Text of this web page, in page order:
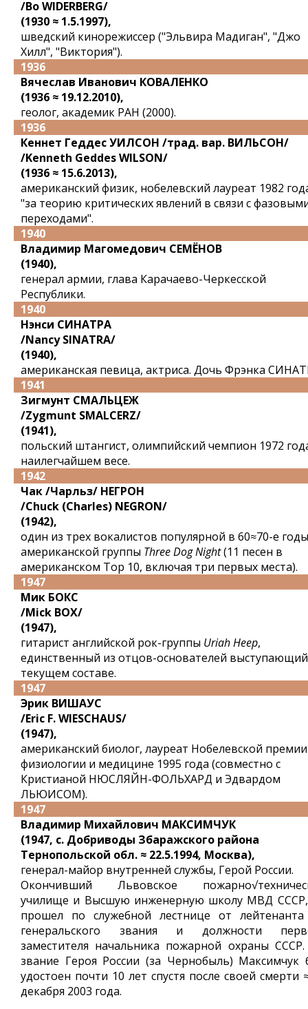
/Bo WIDERBERG/
(1930 ≈ 1.5.1997),
шведский кинорежиссер ("Эльвира Мадиган", "Джо
Хилл", "Виктория").
1936
Вячеслав Иванович КОВАЛЕНКО
(1936 ≈ 19.12.2010),
геолог, академик РАН (2000).
1936
Кеннет Геддес УИЛСОН /трад. вар. ВИЛЬСОН/
/Kenneth Geddes WILSON/
(1936 ≈ 15.6.2013),
американский физик, нобелевский лауреат 1982
"за теорию критических явлений в связи с
переходами".
1940
Владимир Магомедович СЕМЁНОВ
(1940),
генерал армии, глава Карачаево-Черкесской
Республики.
1940
Нэнси СИНАТРА
/Nancy SINATRA/
(1940),
американская певица, актриса. Дочь Фрэнка
1941
Зигмунт СМАЛЬЦЕЖ
/Zygmunt SMALCERZ/
(1941),
польский штангист, олимпийский чемпион 1972
наилегчайшем весе.
1942
Чак /Чарльз/ НЕГРОН
/Chuck (Charles) NEGRON/
(1942),
один из трех вокалистов популярной в 60≈70-е годы
американской группы Three Dog Night(11 песен в
американском Top 10, включая три первых места).
1947
Мик БОКС
/Mick BOX/
(1947),
гитарист английской рок-группы Uriah Heep,
единственный из отцов-основателей
текущем составе.
1947
Эрик ВИШАУС
/Eric F. WIESCHAUS/
(1947),
американский биолог, лауреат Нобелевской
физиологии и медицине 1995 года (совместно с
Кристианой НЮСЛЯЙН-ФОЛЬХАРД и Эдвардом
ЛЬЮИСОМ).
1947
Владимир Михайлович МАКСИМЧУК
(1947, с. Добриводы Збаражского района
Тернопольской обл. ≈ 22.5.1994, Москва),
генерал-майор внутренней службы, Герой России.
Окончивший Львовское
училище и Высшую инженерную школу МВД
прошел по служебной лестнице от
генеральского звания и должности
заместителя начальника пожарной охраны
звание Героя России (за Чернобыль) Максимчук
удостоен почти 10 лет спустя после своей смерти
декабря 2003 года.